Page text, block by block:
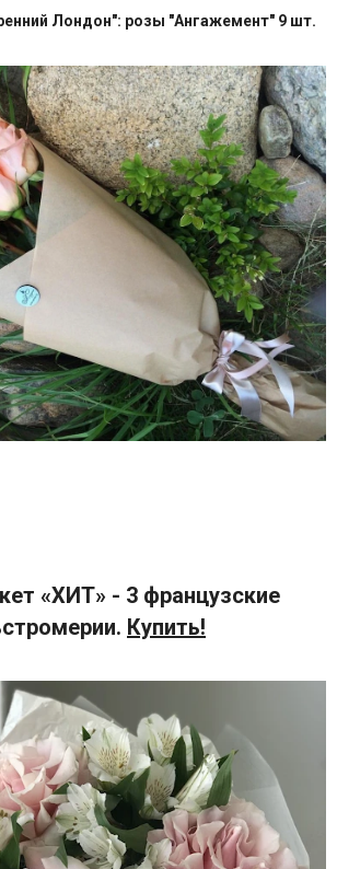
Лондон": розы "Ангажемент" 9 шт.
«ХИТ» - 3 французские
Купить!